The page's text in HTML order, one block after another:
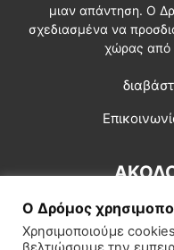
μιαν απάντηση. Ο
σχεδιασμένα να
χώρας από
Ο Δρόμος
Χρησιμοποιούμε